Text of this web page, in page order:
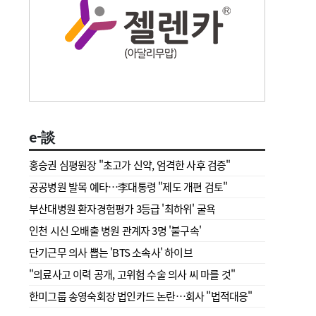
e-談
홍승권 심평원장 " 초고가 신약, 엄격한 사후 검증"
공공병원 발목 예타…李대통령 "제도 개편 검토"
부산대병원 환자경험평가 3등급 '최하위' 굴욕
인천 시신 오배출 병원 관계자 3명 '불구속'
단기근무 의사 뽑는 'BTS 소속사' 하이브
"의료사고 이력 공개, 고위험 수술 의사 씨 마를 것"
한미그룹 송영숙회장 법인카드 논란…회사 "법적대응"